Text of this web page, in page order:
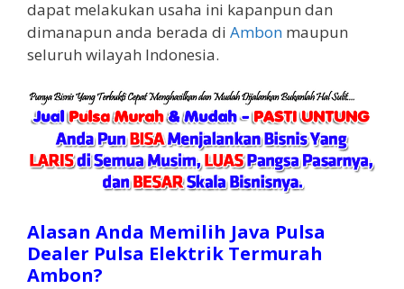
dapat melakukan usaha ini kapanpun dan
dimanapun anda berada di Ambon maupun
seluruh wilayah Indonesia.
Alasan Anda Memilih Java Pulsa
Dealer Pulsa Elektrik Termurah
Ambon?